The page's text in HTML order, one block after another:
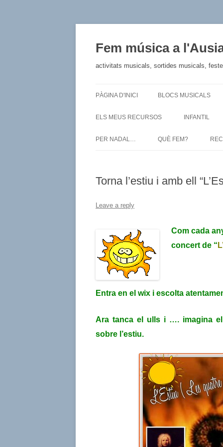
Fem música a
activitats musicals, sortides musicals,
PÀGINA D'INICI BLOCS MUSICALS
ELS MEUS RECURSOS INFANTIL
PER NADAL… QUÈ FEM?
Torna l’estiu i amb ell
Leave a reply
Com cada
concert de “
Entra en el wix i escolta
Ara tanca el ulls i …. imagina
sobre l’estiu.